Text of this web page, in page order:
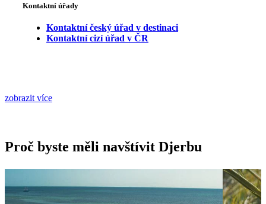
Kontaktní úřady
Kontaktní český úřad v destinaci
Kontaktní cizí úřad v ČR
zobrazit více
Proč byste měli navštívit Djerbu